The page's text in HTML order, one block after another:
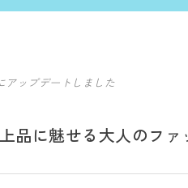
アップデートしました
品に魅せる大人のファ